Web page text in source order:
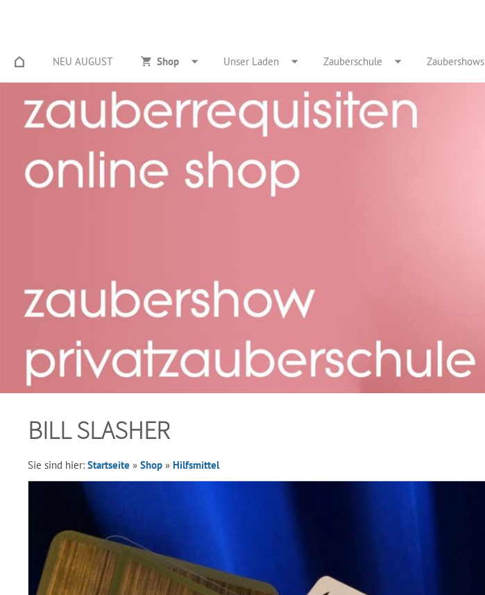
NEU AUGUST Shop Unser Laden Zauberschule Zaubershows
BILL SLASHER
Sie sind hier: Startseite » Shop » Hilfsmittel